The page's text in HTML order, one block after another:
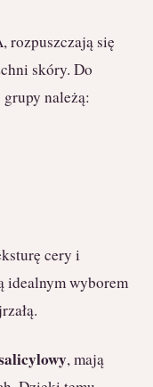
rozpuszczają się
skóry. Do
należą:
cery i
idealnym wyborem
, mają